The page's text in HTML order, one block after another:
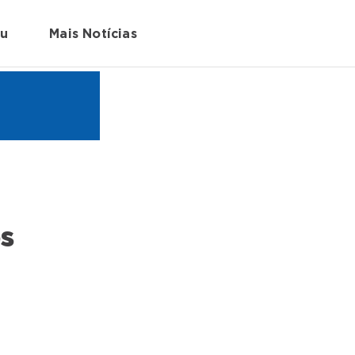
Mais Notícias